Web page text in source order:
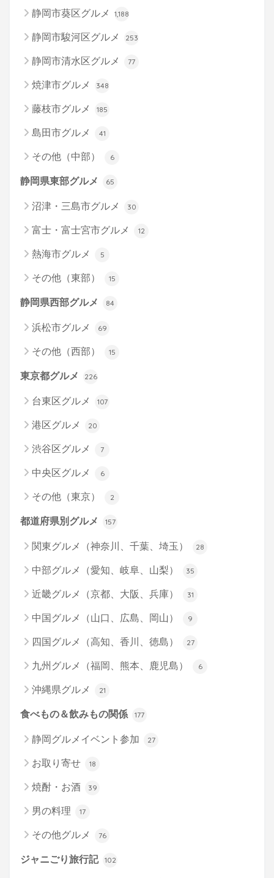
静岡市葵区グルメ 1,188
静岡市駿河区グルメ 253
静岡市清水区グルメ 77
焼津市グルメ 348
藤枝市グルメ 185
島田市グルメ 41
その他（中部） 6
静岡県東部グルメ 65
沼津・三島市グルメ 30
富士・富士宮市グルメ 12
熱海市グルメ 5
その他（東部） 15
静岡県西部グルメ 84
浜松市グルメ 69
その他（西部） 15
東京都グルメ 226
台東区グルメ 107
港区グルメ 20
渋谷区グルメ 7
中央区グルメ 6
その他（東京） 2
都道府県別グルメ 157
関東グルメ（神奈川、千葉、埼玉） 28
中部グルメ（愛知、岐阜、山梨） 35
近畿グルメ（京都、大阪、兵庫） 31
中国グルメ（山口、広島、岡山） 9
四国グルメ（高知、香川、徳島） 27
九州グルメ（福岡、熊本、鹿児島） 6
沖縄県グルメ 21
食べもの＆飲みもの関係 177
静岡グルメイベント参加 27
お取り寄せ 18
焼酎・お酒 39
男の料理 17
その他グルメ 76
ジャニごり旅行記 102